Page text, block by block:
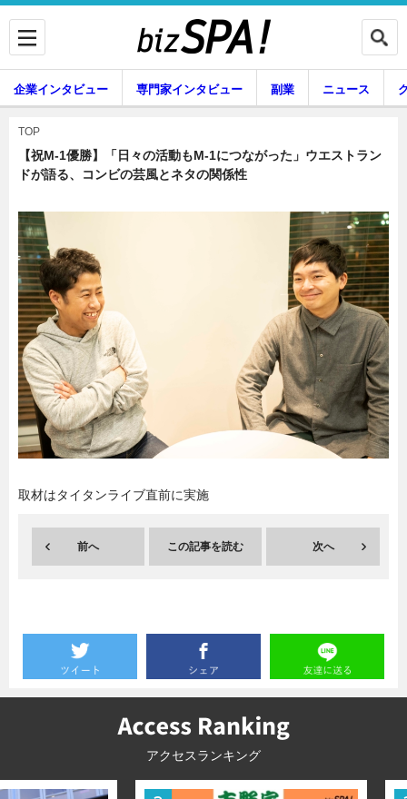
専門家インタビュー
副業 ニュース
グルメ スキル
暮らし エンタメ
企業インタビュー 専門家インタビュー 副業 ニュース
暮らし
TOP
【祝M-1優勝】「日々の活動もM-1につながった」ウエストラン
ドが語る、コンビの芸風とネタの関係性
取材はタイタンライブ直前に実施
前へ この記事を読む 次へ
アクセスランキング